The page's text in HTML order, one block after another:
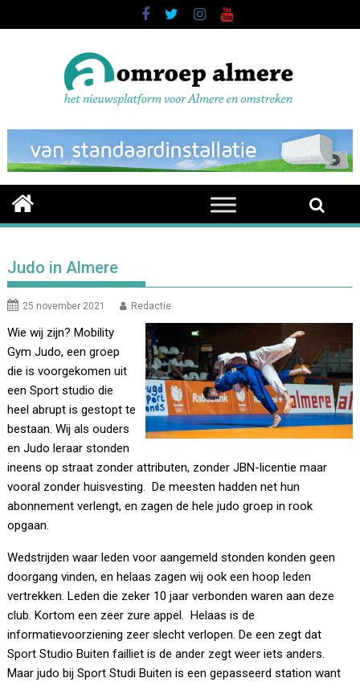
to
Judo in Almere
25 november 2021 Redactie
Wie wij zijn? Mobility
Gym Judo, een groep
die is voorgekomen uit
een Sport studio die
heel abrupt is gestopt te
bestaan. Wij als ouders
en Judo leraar stonden
ineens op straat zonder attributen, zonder JBN-licentie maar
vooral zonder huisvesting. De meesten hadden net hun
abonnement verlengt, en zagen de hele judo groep in rook
opgaan.
Wedstrijden waar leden voor aangemeld stonden konden geen
doorgang vinden, en helaas zagen wij ook een hoop leden
vertrekken. Leden die zeker 10 jaar verbonden waren aan deze
club. Kortom een zeer zure appel. Helaas is de
informatievoorziening zeer slecht verlopen. De een zegt dat
Sport Studio Buiten failliet is de ander zegt weer iets anders.
Maar judo bij Sport Studi Buiten is een gepasseerd station want